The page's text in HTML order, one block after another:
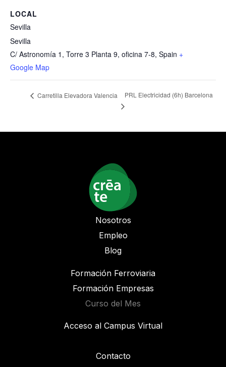
LOCAL
Sevilla
Sevilla
C/ Astronomía 1, Torre 3 Planta 9, oficina 7-8, Spain +
Google Map
Carretilla Elevadora Valencia PRL Electricidad (6h) Barcelona
Nosotros
Empleo
Blog
Formación Ferroviaria
Formación Empresas
Curso del Mes
Acceso al Campus Virtual
Contacto